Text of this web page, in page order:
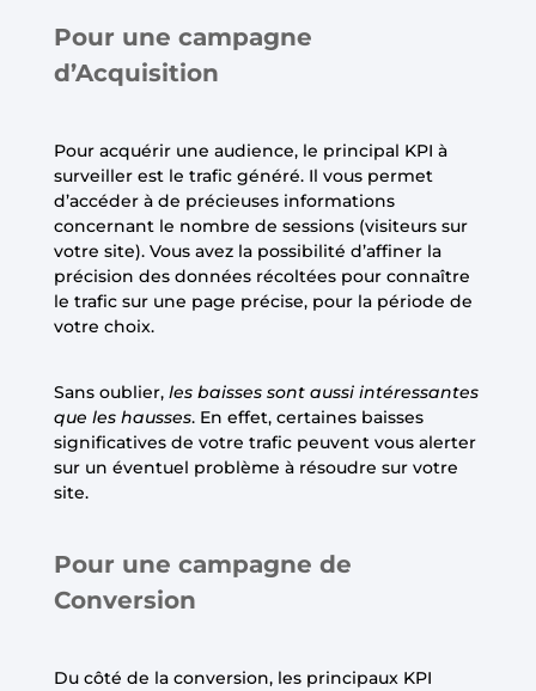
Pour une campagne
d’Acquisition
Pour acquérir une audience, le principal KPI à
surveiller est le trafic généré. Il vous permet
d’accéder à de précieuses informations
concernant le nombre de sessions (visiteurs sur
votre site). Vous avez la possibilité d’affiner la
précision des données récoltées pour connaître
le trafic sur une page précise, pour la période de
votre choix.
Sans oublier, les baisses sont aussi intéressantes
que les hausses. En effet, certaines baisses
significatives de votre trafic peuvent vous alerter
sur un éventuel problème à résoudre sur votre
site.
Pour une campagne de
Conversion
Du côté de la conversion, les principaux KPI